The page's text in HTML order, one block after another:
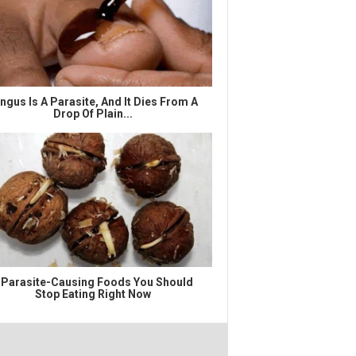
Is A Parasite, And It Dies From A
Drop Of Plain...
Causing Foods You Should
Stop Eating Right Now